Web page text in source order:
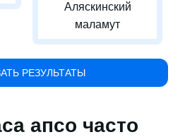
Аляскинский
маламут
РЕЗУЛЬТАТЫ
апсо часто